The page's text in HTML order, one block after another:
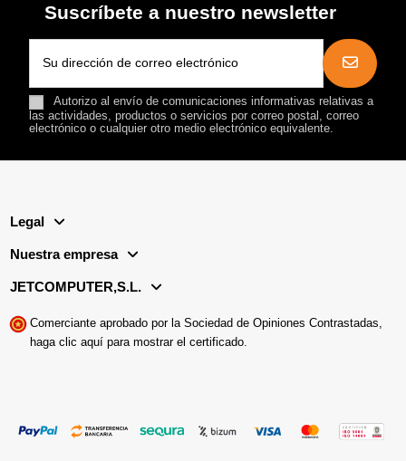
Suscríbete a nuestro newsletter
Autorizo al envío de comunicaciones informativas relativas a
las actividades, productos o servicios por correo postal, correo
electrónico o cualquier otro medio electrónico equivalente.
Legal
Nuestra empresa
JETCOMPUTER,S.L.
Comerciante aprobado por la Sociedad de Opiniones Contrastadas,
haga clic aquí para mostrar el certificado